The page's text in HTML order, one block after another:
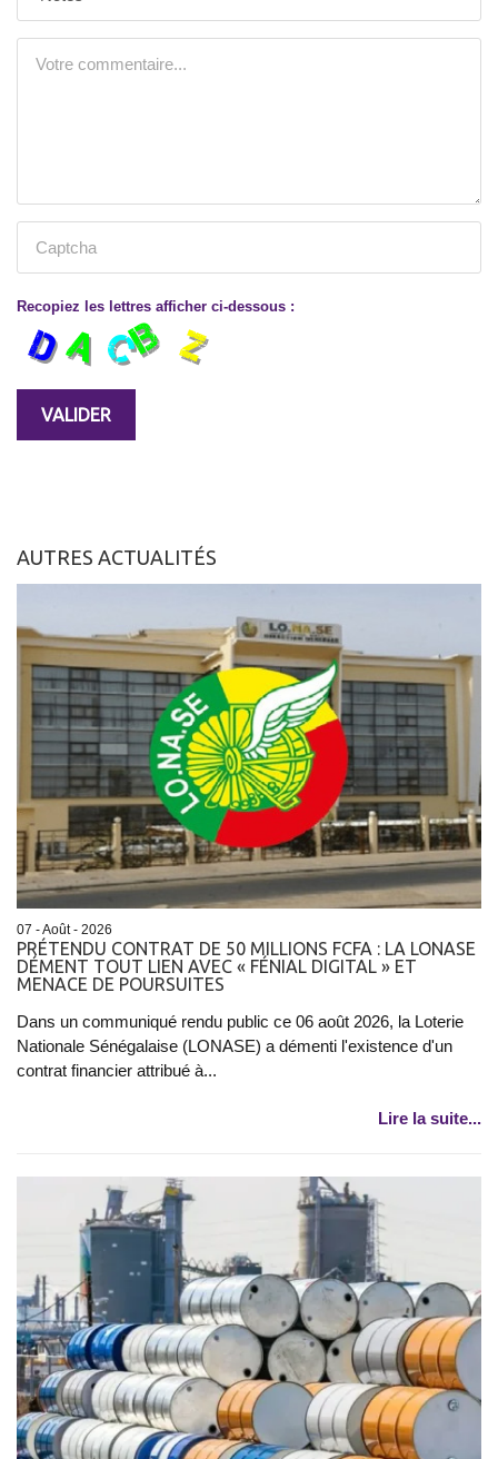
Recopiez les lettres afficher ci-dessous :
AUTRES ACTUALITÉS
07 - Août - 2026
PRÉTENDU CONTRAT DE 50 MILLIONS FCFA : LA LONASE
DÉMENT TOUT LIEN AVEC « FÉNIAL DIGITAL » ET
MENACE DE POURSUITES
Dans un communiqué rendu public ce 06 août 2026, la Loterie
Nationale Sénégalaise (LONASE) a démenti l'existence d'un
contrat financier attribué à...
Lire la suite...